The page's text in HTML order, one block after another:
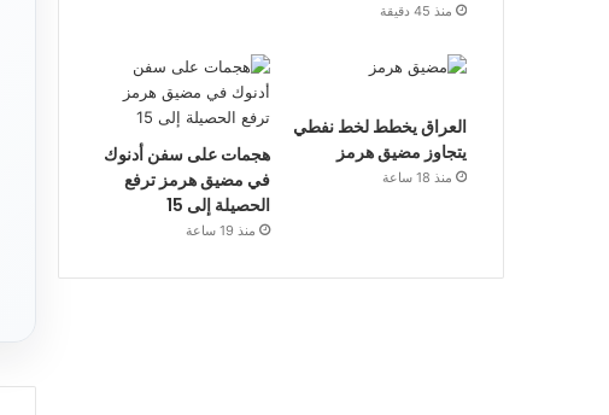
منذ 45 دقيقة
العراق يخطط لخط نفطي
يتجاوز مضيق هرمز
منذ 18 ساعة
هجمات على سفن أدنوك
في مضيق هرمز ترفع
الحصيلة إلى 15
منذ 19 ساعة